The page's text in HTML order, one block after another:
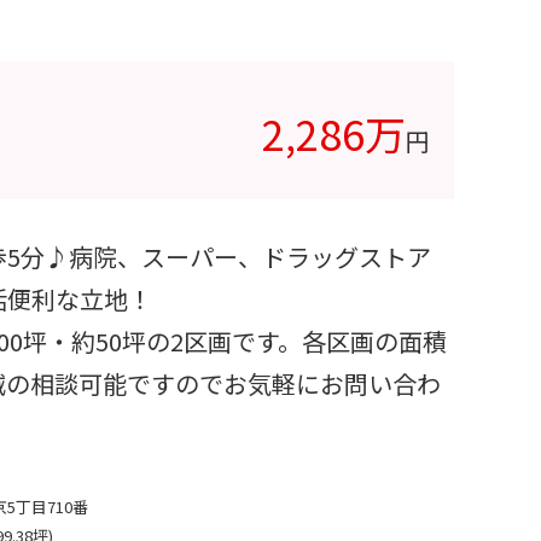
2,286万円
分♪病院、スーパー、ドラッグストア
利な立地！
坪・約50坪の2区画です。各区画の面積
相談可能ですのでお気軽にお問い合わ
5丁目710番
坪)